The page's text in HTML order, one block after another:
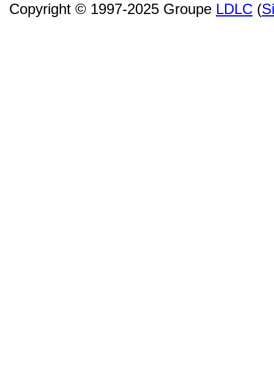
Copyright © 1997-2025 Groupe LDLC (